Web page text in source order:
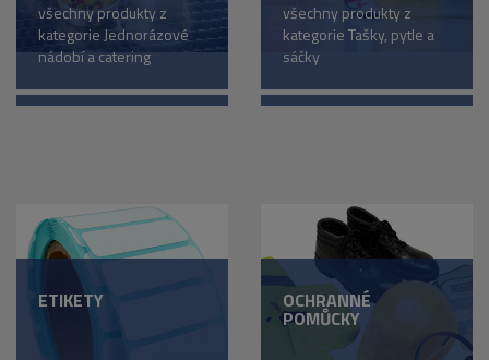
všechny produkty z
kategorie Jednorázové
nádobí a catering
všechny produkty z
kategorie Tašky, pytle a
sáčky
ETIKETY OCHRANNÉ
POMŮCKY